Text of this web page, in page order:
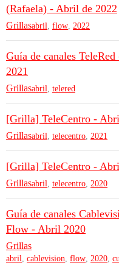
(Rafaela) - Abril de 2022
Grillasabril flow 2022
Guía de canales
2021
Grillasabril telered
[Grilla] TeleCentro -
Grillasabril telecentro 2021
[Grilla] TeleCentro -
Grillasabril telecentro 2020
Guía de canales
Flow - Abril 2020
Grillas
abril, cablevision, flow, 2020,